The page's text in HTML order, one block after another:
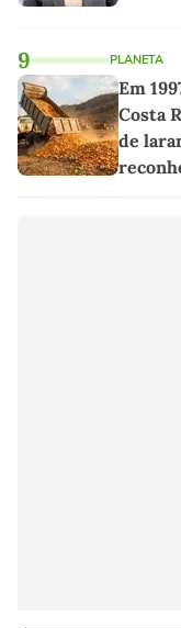
9 PLANETA
Em
Costa
de